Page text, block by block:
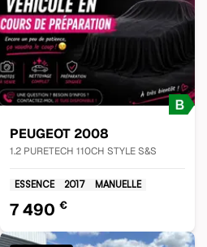
PEUGEOT 2008
1.2 PURETECH 110CH STYLE S&S
ESSENCE 2017 MANUELLE
7 490 €